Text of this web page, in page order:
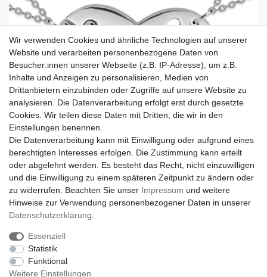
Wir verwenden Cookies und ähnliche Technologien auf unserer
Website und verarbeiten personenbezogene Daten von
Besucher:innen unserer Webseite (z.B. IP-Adresse), um z.B.
Inhalte und Anzeigen zu personalisieren, Medien von
Drittanbietern einzubinden oder Zugriffe auf unsere Website zu
analysieren. Die Datenverarbeitung erfolgt erst durch gesetzte
Cookies. Wir teilen diese Daten mit Dritten, die wir in den
Einstellungen benennen.
Die Datenverarbeitung kann mit Einwilligung oder aufgrund eines
berechtigten Interesses erfolgen. Die Zustimmung kann erteilt
oder abgelehnt werden. Es besteht das Recht, nicht einzuwilligen
und die Einwilligung zu einem späteren Zeitpunkt zu ändern oder
zu widerrufen. Beachten Sie unser Impressum und weitere
Hinweise zur Verwendung personenbezogener Daten in unserer
Daten­schutz­erklärung
Essenziell
Statistik
Funktional
Weitere Einstellungen